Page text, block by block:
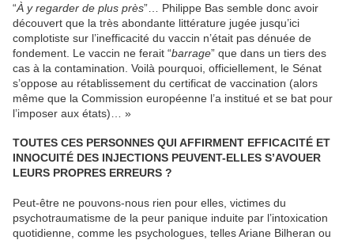
“À y regarder de plus près”… Philippe Bas semble donc avoir
découvert que la très abondante littérature jugée jusqu’ici
complotiste sur l’inefficacité du vaccin n’était pas dénuée de
fondement. Le vaccin ne ferait “barrage” que dans un tiers des
cas à la contamination. Voilà pourquoi, officiellement, le Sénat
s’oppose au rétablissement du certificat de vaccination (alors
même que la Commission européenne l’a institué et se bat pour
l’imposer aux états)… »
TOUTES CES PERSONNES QUI AFFIRMENT EFFICACITÉ ET
INNOCUITÉ DES INJECTIONS PEUVENT-ELLES S’AVOUER
LEURS PROPRES ERREURS ?
Peut-être ne pouvons-nous rien pour elles, victimes du
psychotraumatisme de la peur panique induite par l’intoxication
quotidienne, comme les psychologues, telles Ariane Bilheran ou